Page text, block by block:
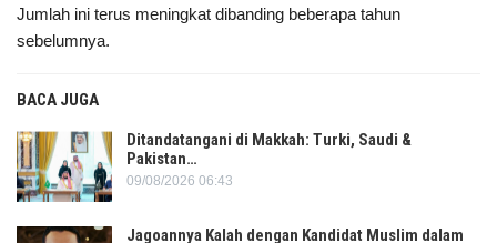
Jumlah ini terus meningkat dibanding beberapa tahun
sebelumnya.
BACA JUGA
Ditandatangani di Makkah: Turki, Saudi &
Pakistan…
09/08/2026 06:43
Jagoannya Kalah dengan Kandidat Muslim dalam